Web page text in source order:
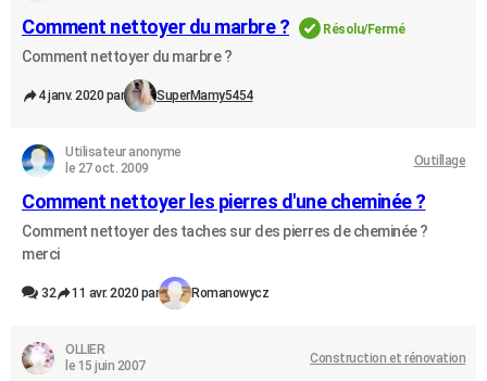
Comment nettoyer du marbre ? Résolu/Fermé
Comment nettoyer du marbre ?
4 janv. 2020 par SuperMamy5454
Utilisateur anonyme
le 27 oct. 2009
Outillage
Comment nettoyer les pierres d'une cheminée ?
Comment nettoyer des taches sur des pierres de cheminée ?
merci
32 11 avr. 2020 par Romanowycz
OLLIER
le 15 juin 2007
Construction et rénovation